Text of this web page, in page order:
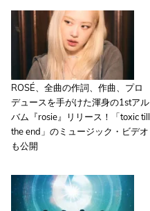
ROSÉ、全曲の作詞、作曲、プロ
デュースを手がけた渾身の1stアル
バム『rosie』リリース！「toxic till
the end」のミュージック・ビデオ
も公開